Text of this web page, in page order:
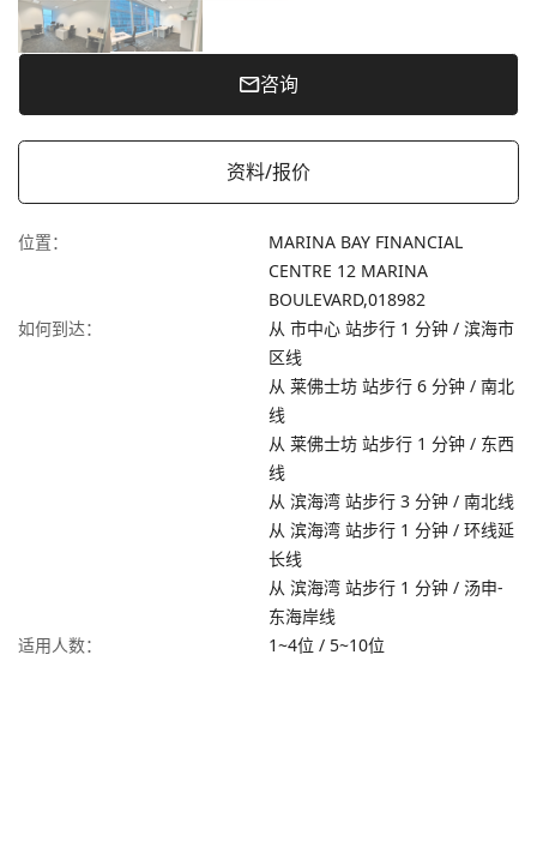
咨询
资料/报价
位置：
MARINA BAY FINANCIAL
CENTRE 12 MARINA
BOULEVARD,018982
如何到达：
从 市中心 站步行 1 分钟 / 滨海市
区线
从 莱佛士坊 站步行 6 分钟 / 南北
线
从 莱佛士坊 站步行 1 分钟 / 东西
线
从 滨海湾 站步行 3 分钟 / 南北线
从 滨海湾 站步行 1 分钟 / 环线延
长线
从 滨海湾 站步行 1 分钟 / 汤申-
东海岸线
适用人数：
1~4位 / 5~10位